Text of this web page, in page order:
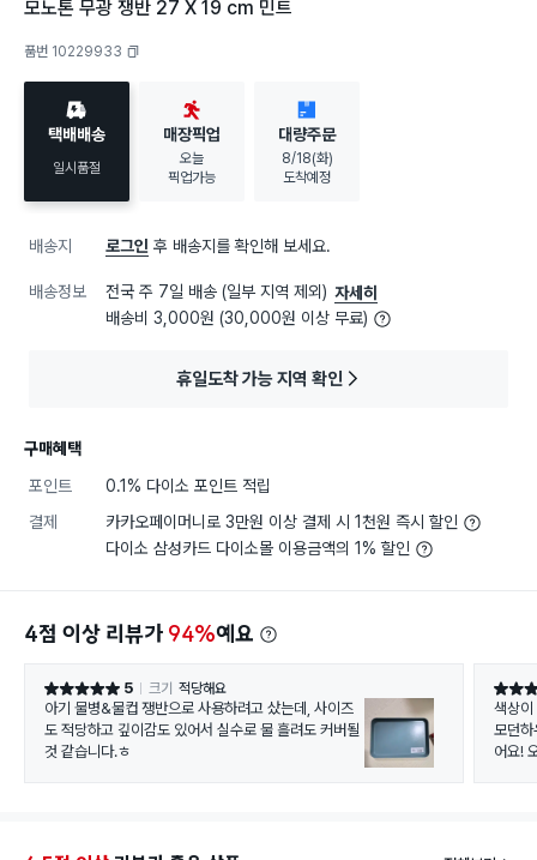
모노톤 무광 쟁반 27 X 19 cm 민트
품번 10229933
택배배송
일시품절
매장픽업
오늘
픽업가능
대량주문
8/18(화)
도착예정
배송지 로그인 후 배송지를 확인해 보세요.
배송정보 전국 주 7일 배송 (일부 지역 제외) 자세히
배송비 3,000원 (30,000원 이상 무료)
휴일도착 가능 지역 확인
구매혜택
포인트
0.1% 다이소 포인트 적립
결제
카카오페이머니로 3만원 이상 결제 시 1천원 즉시 할인
다이소 삼성카드 다이소몰 이용금액의 1% 할인
4점 이상 리뷰가 94%예요
별점 5점 5 크기 적당해요
아기 물병&물컵 쟁반으로 사용하려고 샀는데, 사이즈
도 적당하고 깊이감도 있어서 실수로 물 흘려도 커버될
것 같습니다.ㅎ
별점 5
색상이
모던
어요!